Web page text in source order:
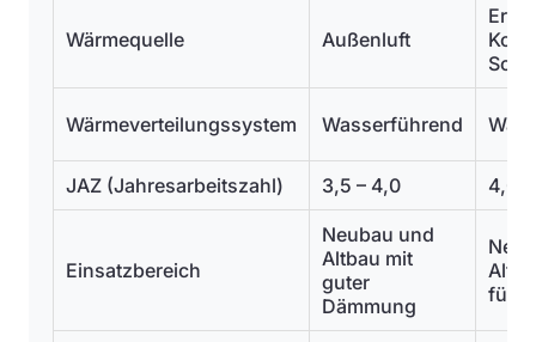
Wärmequelle Außenluft
Wärmeverteilungssystem Wasserführend
JAZ (Jahresarbeitszahl) 3,5 – 4,0 4,0
Einsatzbereich
Neubau und
Altbau mit
guter
Dämmung
für